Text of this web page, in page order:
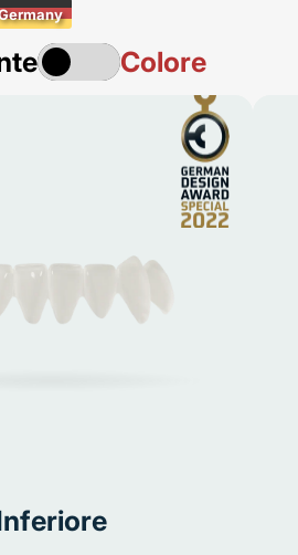
Colore